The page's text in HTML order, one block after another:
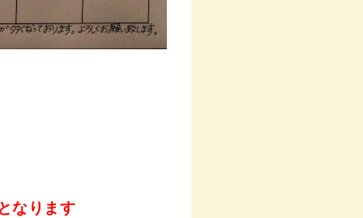
なります